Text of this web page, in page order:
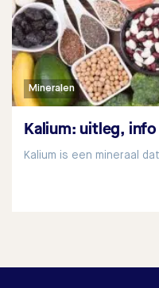
Mineralen
Kalium: uitleg,
Kalium is een mineraal